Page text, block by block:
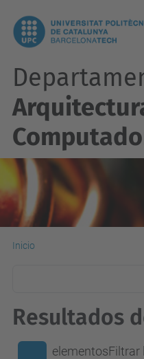
Inicio
Resultados
elementosFiltrar